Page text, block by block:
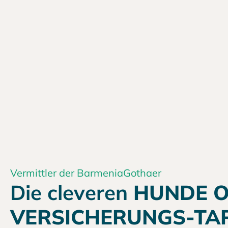
Vermittler der BarmeniaGothaer
Die cleveren HUNDE
VERSICHERUNGS-